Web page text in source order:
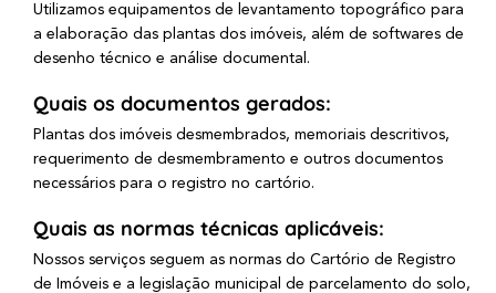
Utilizamos equipamentos de levantamento topográfico para
a elaboração das plantas dos imóveis, além de softwares de
desenho técnico e análise documental.
Quais os documentos gerados:
Plantas dos imóveis desmembrados, memoriais descritivos,
requerimento de desmembramento e outros documentos
necessários para o registro no cartório.
Quais as normas técnicas aplicáveis:
Nossos serviços seguem as normas do Cartório de Registro
de Imóveis e a legislação municipal de parcelamento do solo,